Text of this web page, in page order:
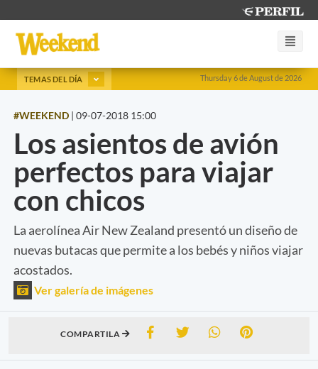
Thursday 6 de August de 2026
TEMAS DEL DÍA
#WEEKEND | 09-07-2018 15:00
Los asientos de avión
perfectos para viajar
con chicos
La aerolínea Air New Zealand presentó un diseño de
nuevas butacas que permite a los bebés y niños viajar
acostados.
Ver galería de imágenes
COMPARTILA